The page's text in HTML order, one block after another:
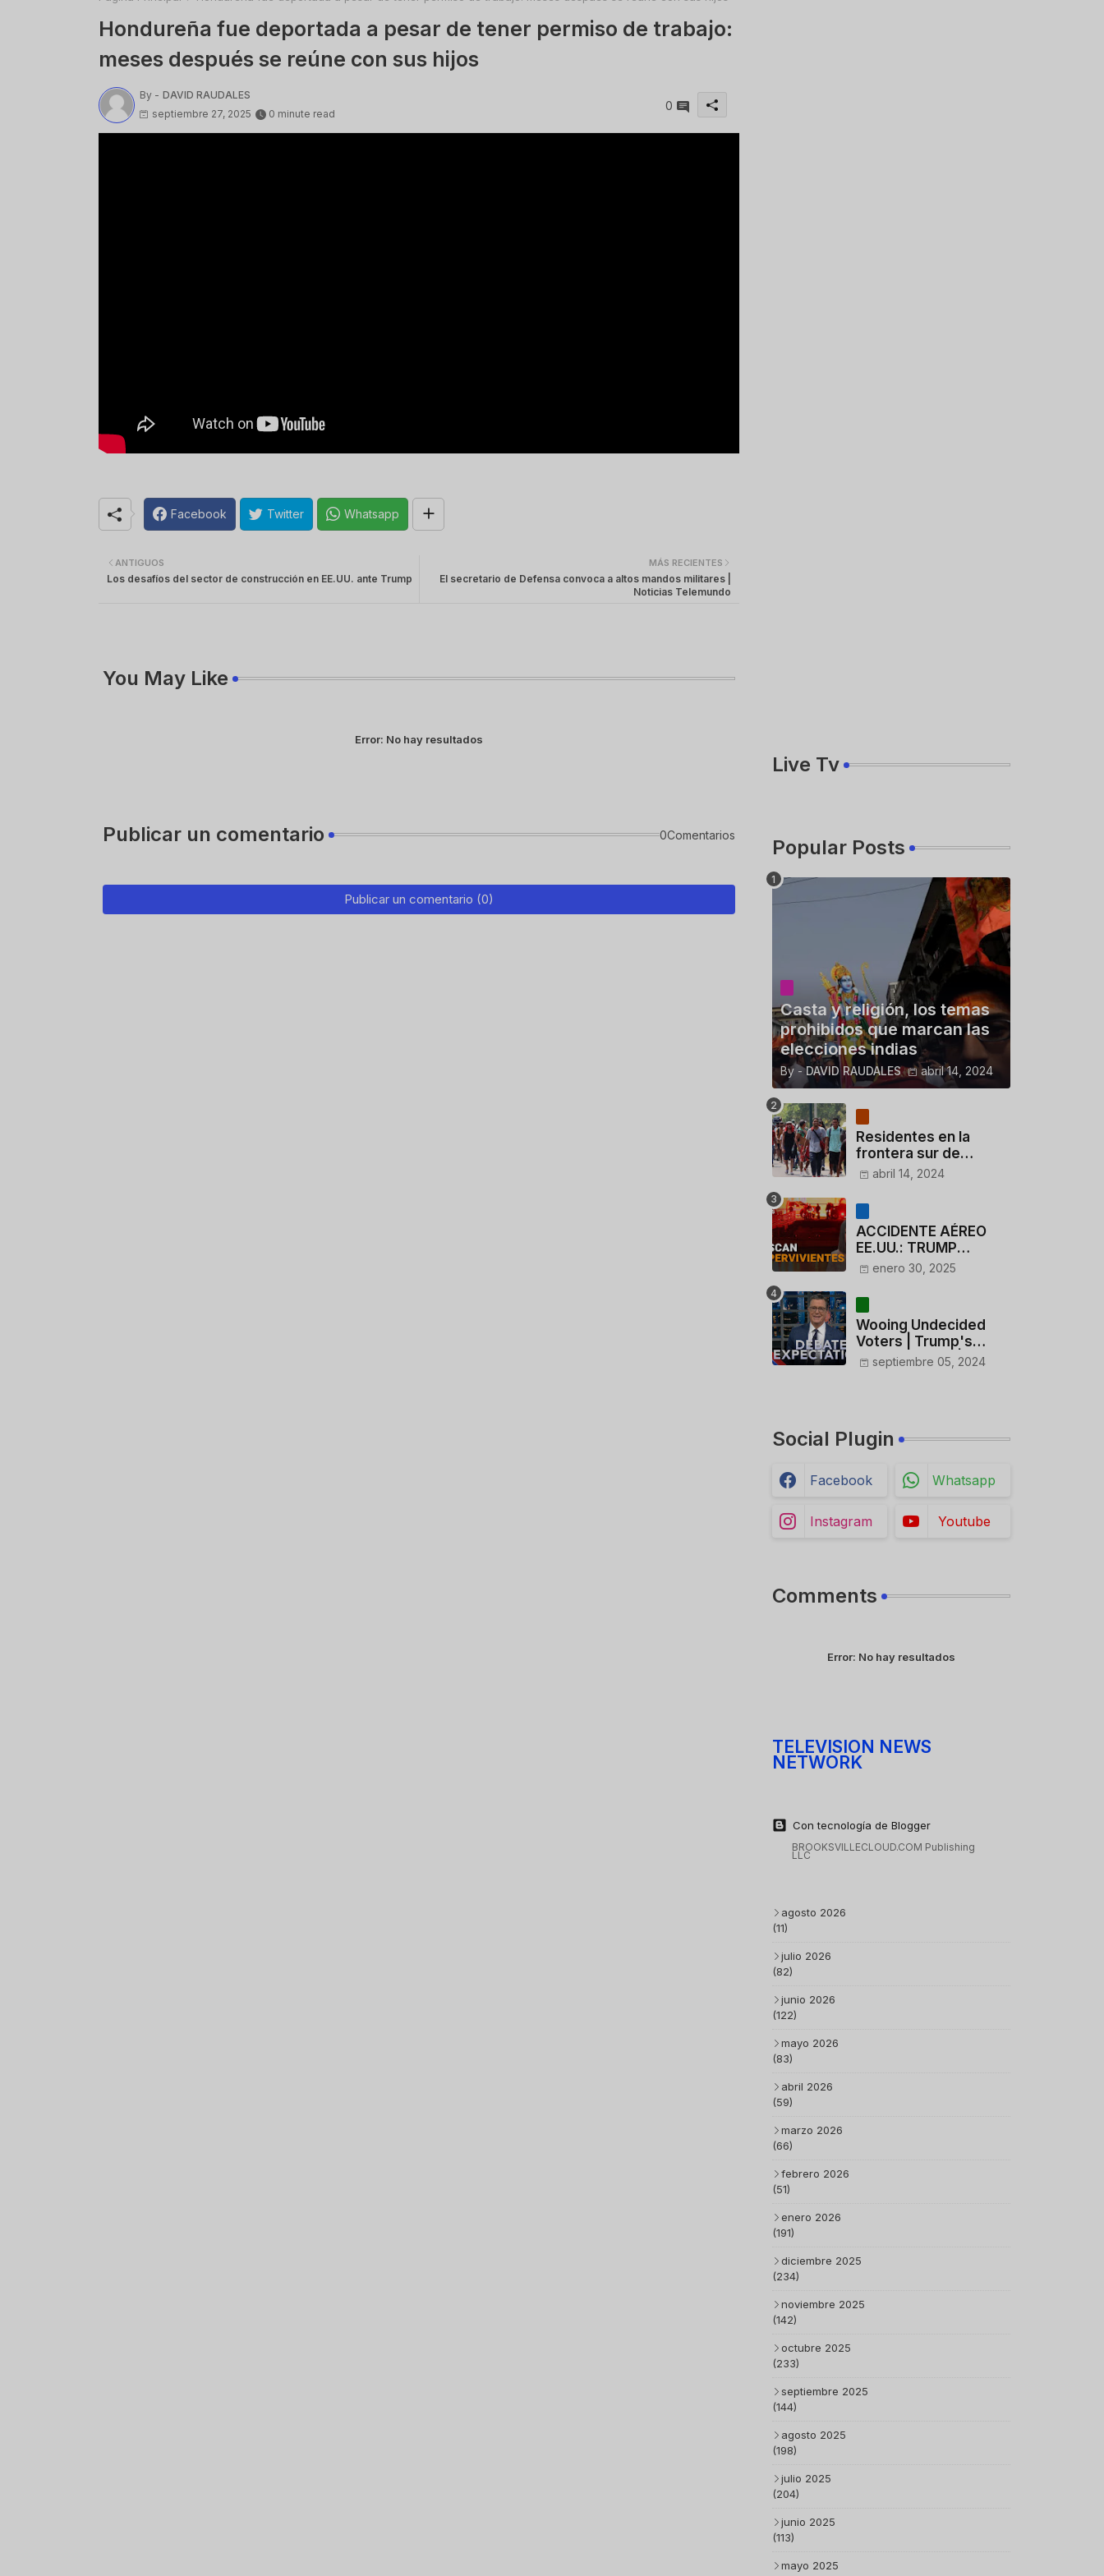
Hondureña fue deportada a pesar de tener permiso de trabajo:
meses después se reúne con sus hijos
By - DAVID RAUDALES
septiembre 27, 2025
0 minute read
0
Facebook Twitter Whatsapp
MÁS RECIENTES
El secretario de Defensa convoca a altos mandos militares |
Noticias Telemundo
ANTIGUOS
Los desafíos del sector de construcción en EE.UU. ante Trump
You May Like
Error: No hay resultados
Publicar un comentario 0Comentarios
Publicar un comentario (0)
Live Tv
Popular Posts
Casta y religión, los temas
prohibidos que marcan las
elecciones indias
By - DAVID RAUDALES abril 14, 2024
Residentes en la
frontera sur de
México critican a
dólares a migrantes
deportados
abril 14, 2024
ACCIDENTE AÉREO
EE.UU.: TRUMP
CUESTIONA LA
ACTUACIÓN DE LOS
CONTROLADORES y
PILOTO del
HELICÓPTERO
enero 30, 2025
Wooing Undecided
Voters | Trump's
Marijuana Plan | 1990s
septiembre 05, 2024
Social Plugin
Facebook Whatsapp
Instagram Youtube
Comments
Error: No hay resultados
TELEVISION NEWS
NETWORK
Con tecnología de Blogger
BROOKSVILLECLOUD.COM Publishing
LLC
agosto 2026
(11)
julio 2026
(82)
junio 2026
(122)
mayo 2026
(83)
abril 2026
(59)
marzo 2026
(66)
febrero 2026
(51)
enero 2026
(191)
diciembre 2025
(234)
noviembre 2025
(142)
octubre 2025
(233)
septiembre 2025
(144)
agosto 2025
(198)
julio 2025
(204)
junio 2025
(113)
mayo 2025